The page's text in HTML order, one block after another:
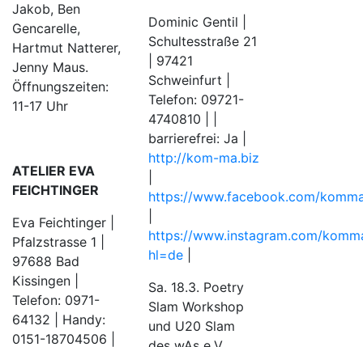
Jakob, Ben
Gencarelle,
Hartmut Natterer,
Jenny Maus.
Öffnungszeiten:
11-17 Uhr
ATELIER EVA
FEICHTINGER
Eva Feichtinger |
Pfalzstrasse 1 |
97688 Bad
Kissingen |
Telefon: 0971-
64132 | Handy:
0151-18704506 |
Dominic Gentil |
Schultesstraße 21
| 97421
Schweinfurt |
Telefon: 09721-
4740810 | |
barrierefrei: Ja |
http://kom-ma.biz
https://www.facebook.com/
https://www.instagram.com/
hl=de
Sa. 18.3. Poetry
Slam Workshop
und U20 Slam